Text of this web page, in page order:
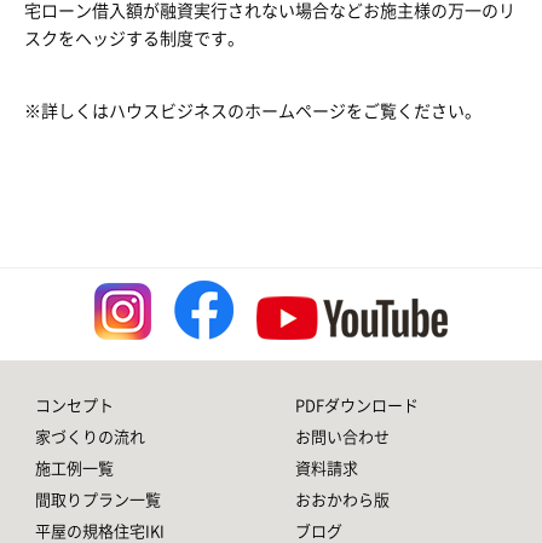
宅ローン借入額が融資実行されない場合などお施主様の万一のリ
スクをヘッジする制度です。
※詳しくは ハウスビジネス のホームページをご覧ください。
コンセプト
家づくりの流れ
施工例一覧
間取りプラン一覧
平屋の規格住宅IKI
PDFダウンロード
お問い合わせ
資料請求
おおかわら版
ブログ